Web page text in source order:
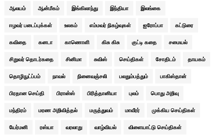
ஆலயம் ஆன்மீகம் இங்கிலாந்து இந்தியா இலங்கை
ஈழவர் படைப்புக்கள் உலகம் எம்மவர் நிகழ்வுகள் ஐரோப்பா கட்டுரை
கவிதை கனடா காணொளி கிசு கிசு குட்டி கதை சமையல்
சிறுவர் தொடர்கதை சினிமா சுவிஸ் செய்திகள் சோதிடம் தாயகம்
தொழிநுட்ப்பம் நாவல் நினைவஞ்சலி பலதும்பத்தும் பாகிஸ்தான்
பிரதான செய்தி பிரான்ஸ் பிரித்தானியா புலம் பொது அறிவு
மந்திரம் மரண அறிவித்தல் மருத்துவம் மாவீரர் முக்கிய செய்திகள்
யேர்மனி ரஸ்யா வரலாறு வாழ்வியல் விளையாட்டு செய்திகள்